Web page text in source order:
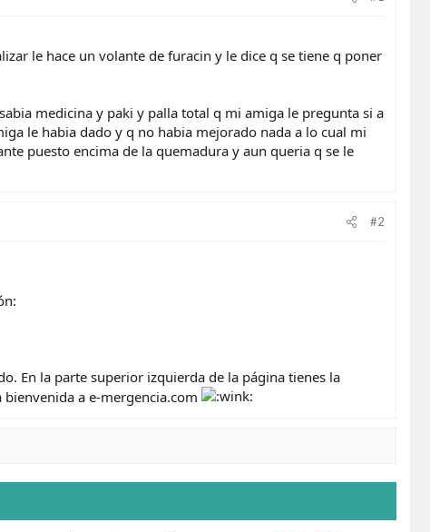
le hace un volante de furacin y le dice q se tiene q poner
medicina y paki y palla total q mi amiga le pregunta si a
le habia dado y q no habia mejorado nada a lo cual mi
puesto encima de la quemadura y aun queria q se le
#2
En la parte superior izquierda de la página tienes la
a e-mergencia.com